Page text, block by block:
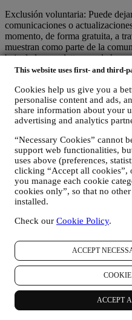
This website uses first- and third-
Cookies help us give you a
personalise content and ads,
share information about your
advertising and analytics
“Necessary Cookies” cannot
support web functionalities,
uses above (preferences,
clicking “Accept all cookies”,
you manage each cookie
cookies only”, so that no
installed.
Check our Cookie Policy.
ACCEPT
ACCEPT
Exclusión voluntaria: Puede
comunicaciones o
momento, de forma gratuita, a
muestran como parte de la
baja de la newsletter puede
que aparece en la parte inferior
actividades de marketing,
privacy@lecreuset.com.
pero en algunas circunstancias
hasta que la exclusión se
otros datos personales a otras
marketing.
En caso de que haya comprado
enviar un correo electrónico
productos. Estamos interesados
mejorar constantemente
del producto. La opinión no es
REORIENTACIÓN /
OFERTAS Y MEJORA
CLIENTE Nos gustaría
nuestros servicios y